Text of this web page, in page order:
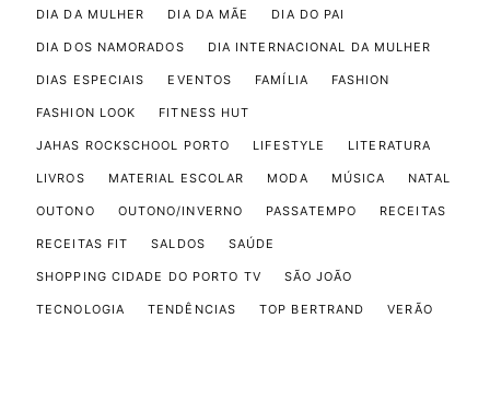
DIA DA MULHER DIA DA MÃE DIA DO PAI
DIA DOS NAMORADOS DIA INTERNACIONAL DA MULHER
DIAS ESPECIAIS EVENTOS FAMÍLIA FASHION
FASHION LOOK FITNESS HUT
JAHAS ROCKSCHOOL PORTO LIFESTYLE LITERATURA
LIVROS MATERIAL ESCOLAR MODA MÚSICA NATAL
OUTONO OUTONO/INVERNO PASSATEMPO RECEITAS
RECEITAS FIT SALDOS SAÚDE
SHOPPING CIDADE DO PORTO TV SÃO JOÃO
TECNOLOGIA TENDÊNCIAS TOP BERTRAND VERÃO